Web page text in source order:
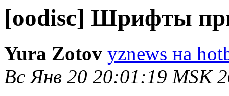
[oodisc] Шрифты
Yura Zotov yznews на
Вс Янв 20 20:01:19 MSK